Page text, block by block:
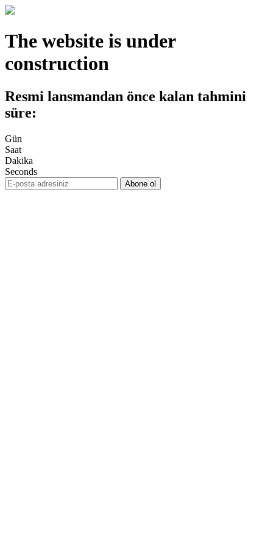
The website is under
construction
Resmi lansmandan önce kalan tahmini
süre:
Gün
Saat
Dakika
Seconds